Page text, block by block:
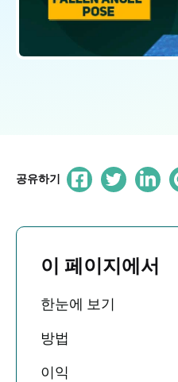
공유하기
이 페이지에서
한눈에 보기
방법
이익